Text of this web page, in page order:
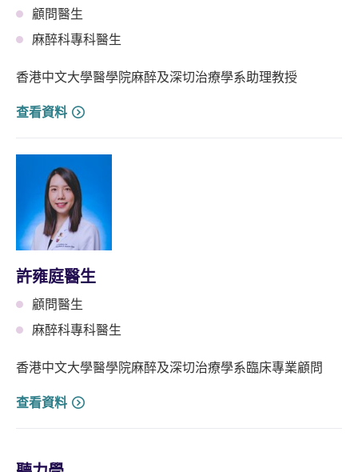
顧問醫生
麻醉科專科醫生
香港中文大學醫學院麻醉及深切治療學系助理教授
查看資料
許雍庭醫生
顧問醫生
麻醉科專科醫生
香港中文大學醫學院麻醉及深切治療學系臨床專業顧問
查看資料